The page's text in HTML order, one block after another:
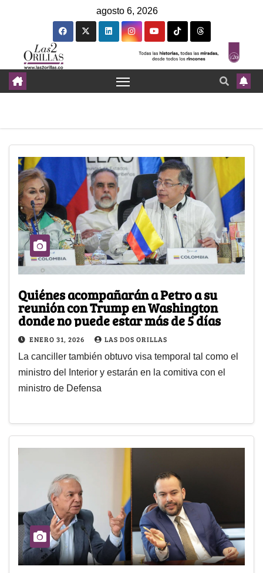
agosto 6, 2026
Quiénes acompañarán a Petro a su
reunión con Trump en Washington
donde no puede estar más de 5 días
ENERO 31, 2026 LAS DOS ORILLAS
La canciller también obtuvo visa temporal tal como el
ministro del Interior y estarán en la comitiva con el
ministro de Defensa